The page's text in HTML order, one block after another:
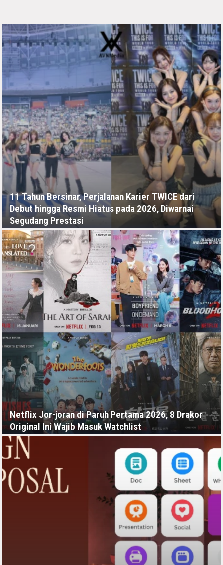
11 Tahun Bersinar, Perjalanan Karier TWICE dari
Debut hingga Resmi Hiatus pada 2026, Diwarnai
Segudang Prestasi
RABU, 15 JULI - 05:11 -00:00
Netflix Jor-joran di Paruh Pertama 2026, 8 Drakor
Original Ini Wajib Masuk Watchlist
JUMAT, 10 JULI - 03:49 -00:00